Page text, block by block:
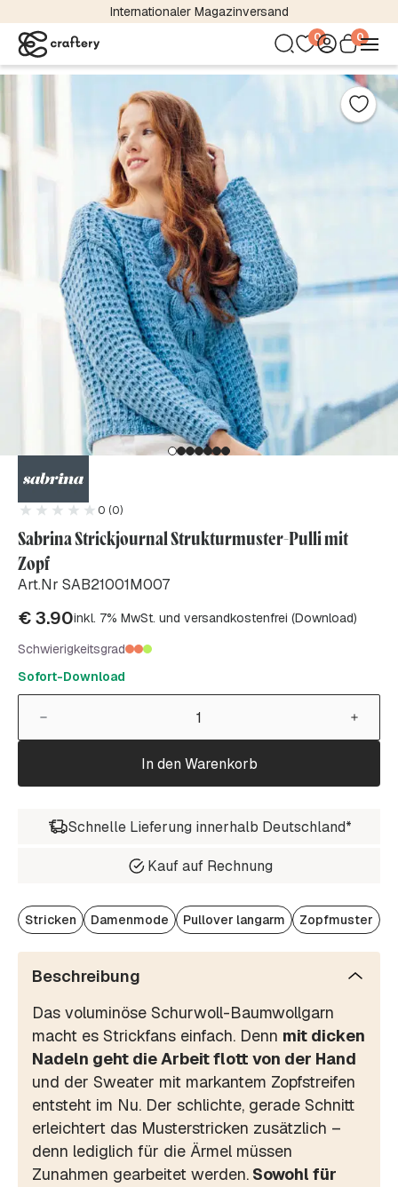
Internationaler Magazinversand
0 0
0 (0)
Sabrina Strickjournal Strukturmuster-Pulli mit
Zopf
Art.Nr SAB21001M007
€3.90inkl. 7% MwSt. und versandkostenfrei (Download)
Schwierigkeitsgrad
Sofort-Download
In den Warenkorb
Schnelle Lieferung innerhalb Deutschland*
Kauf auf Rechnung
Stricken Damenmode Pullover langarm Zopfmuster
Beschreibung
Das voluminöse Schurwoll-Baumwollgarn
macht es Strickfans einfach. Denn mit dicken
Nadeln geht die Arbeit flott von der Hand
und der Sweater mit markantem Zopfstreifen
entsteht im Nu. Der schlichte, gerade Schnitt
erleichtert das Musterstricken zusätzlich –
denn lediglich für die Ärmel müssen
Zunahmen gearbeitet werden. Sowohl für